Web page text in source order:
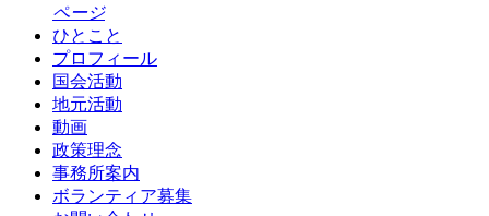
ページ
ひとこと
プロフィール
国会活動
地元活動
動画
政策理念
事務所案内
ボランティア募集